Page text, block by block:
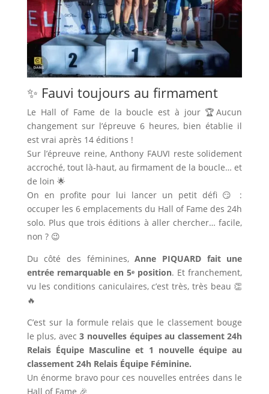
✨ Fauvi toujours au firmament
Le Hall of Fame de la boucle est à jour 🏆Aucun
changement sur l’épreuve 6 heures, bien établie il
est vrai après 14 éditions !
Sur l’épreuve reine, Anthony FAUVI reste solidement
accroché, tout là‑haut, au firmament de la boucle… et
de loin 🌟
On en profite pour lui lancer un petit défi 😏 :
occuper les 6 emplacements du Hall of Fame des 24h
solo. Plus que trois éditions à aller chercher… facile,
non ? 😉
Du côté des féminines,Anne PIQUARD fait une
entrée remarquable en 5ᵉ position. Et franchement,
vu les conditions caniculaires, c’est très, très beau 👏
🔥
C’est sur la formule relais que le classement bouge
le plus, avec3 nouvelles équipes au classement 24h
Relais Équipe Masculine et 1 nouvelle équipe au
classement 24h Relais Équipe Féminine.
Un énorme bravo pour ces nouvelles entrées dans le
Hall of Fame 🎉